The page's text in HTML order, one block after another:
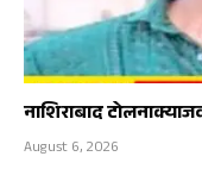
नाशिराबाद
August 6, 2026